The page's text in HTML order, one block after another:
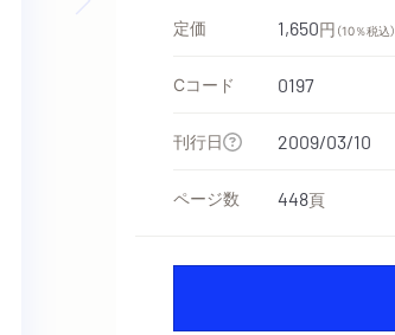
定価 1,650円 （10％税込）
Cコード 0197
刊行日 2009/03/10
ページ数 448頁